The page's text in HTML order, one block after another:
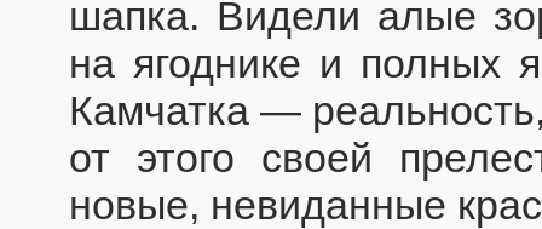
шапка. Видели алые
на ягоднике и полных
Камчатка —
от этого своей
новые, невиданные